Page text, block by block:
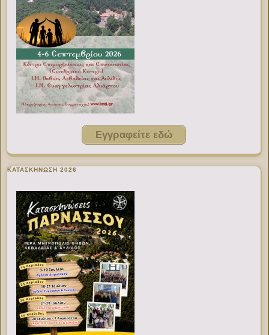
Εγγραφείτε εδώ
ΚΑΤΑΣΚΗΝΩΣΗ 2026